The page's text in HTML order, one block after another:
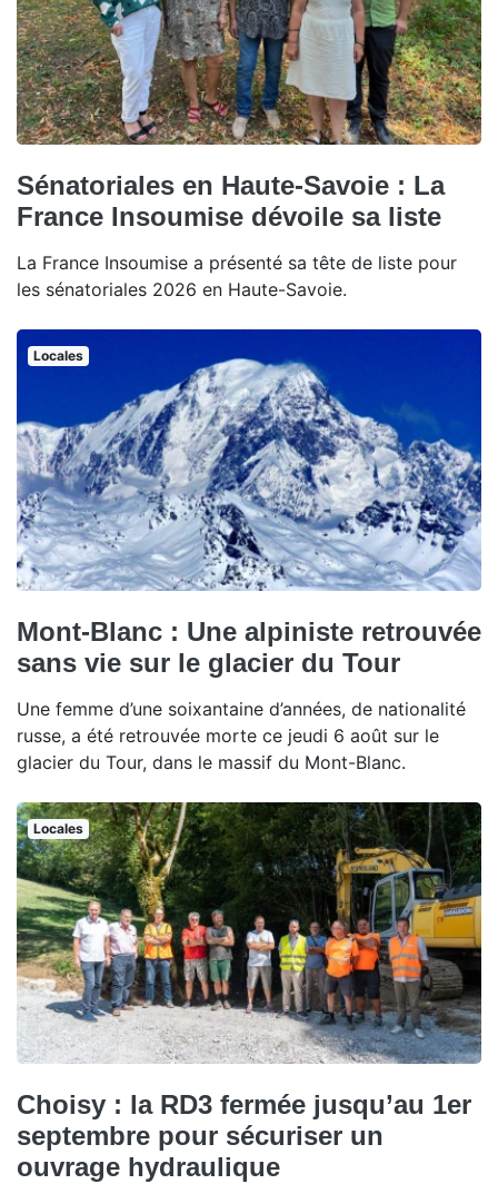
Sénatoriales en Haute-Savoie : La
France Insoumise dévoile sa liste
La France Insoumise a présenté sa tête de liste pour
les sénatoriales 2026 en Haute-Savoie.
Locales
Mont-Blanc : Une alpiniste retrouvée
sans vie sur le glacier du Tour
Une femme d’une soixantaine d’années, de nationalité
russe, a été retrouvée morte ce jeudi 6 août sur le
glacier du Tour, dans le massif du Mont-Blanc.
Locales
Choisy : la RD3 fermée jusqu’au 1er
septembre pour sécuriser un
ouvrage hydraulique